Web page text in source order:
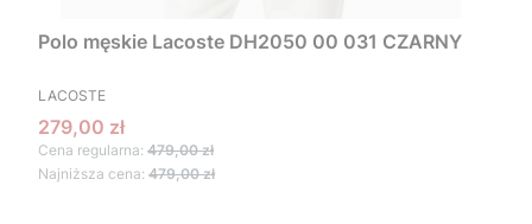
Polo męskie Lacoste DH2050 00 031 CZARNY
PRODUCENT
LACOSTE
Cena promocyjna
279,00 zł
Cena regularna: 479,00 zł
Najniższa cena: 479,00 zł